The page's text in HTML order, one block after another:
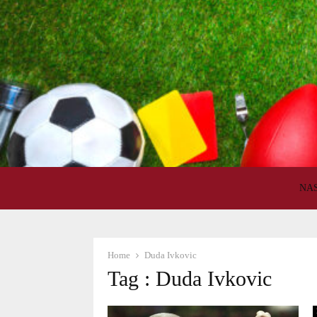
Home Duda Ivkovic
Tag : Duda Ivkovic